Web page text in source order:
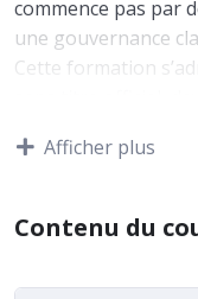
commence pas par
une gouvernance
Cette formation
acteurs et piloter
Afficher plus
Contenu du